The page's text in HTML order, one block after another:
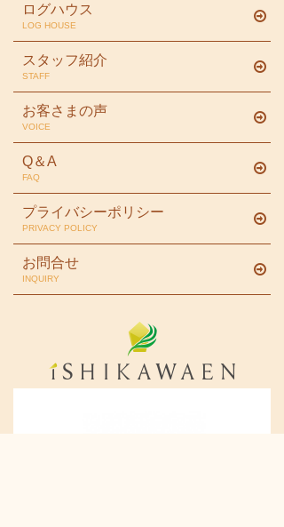
ログハウス
LOG HOUSE
スタッフ紹介
STAFF
お客さまの声
VOICE
Q＆A
FAQ
プライバシーポリシー
PRIVACY POLICY
お問合せ
INQUIRY